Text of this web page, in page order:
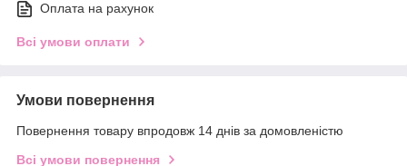
Оплата на рахунок
Всі умови оплати
Умови повернення
Повернення товару впродовж 14 днів за домовленістю
Всі умови повернення